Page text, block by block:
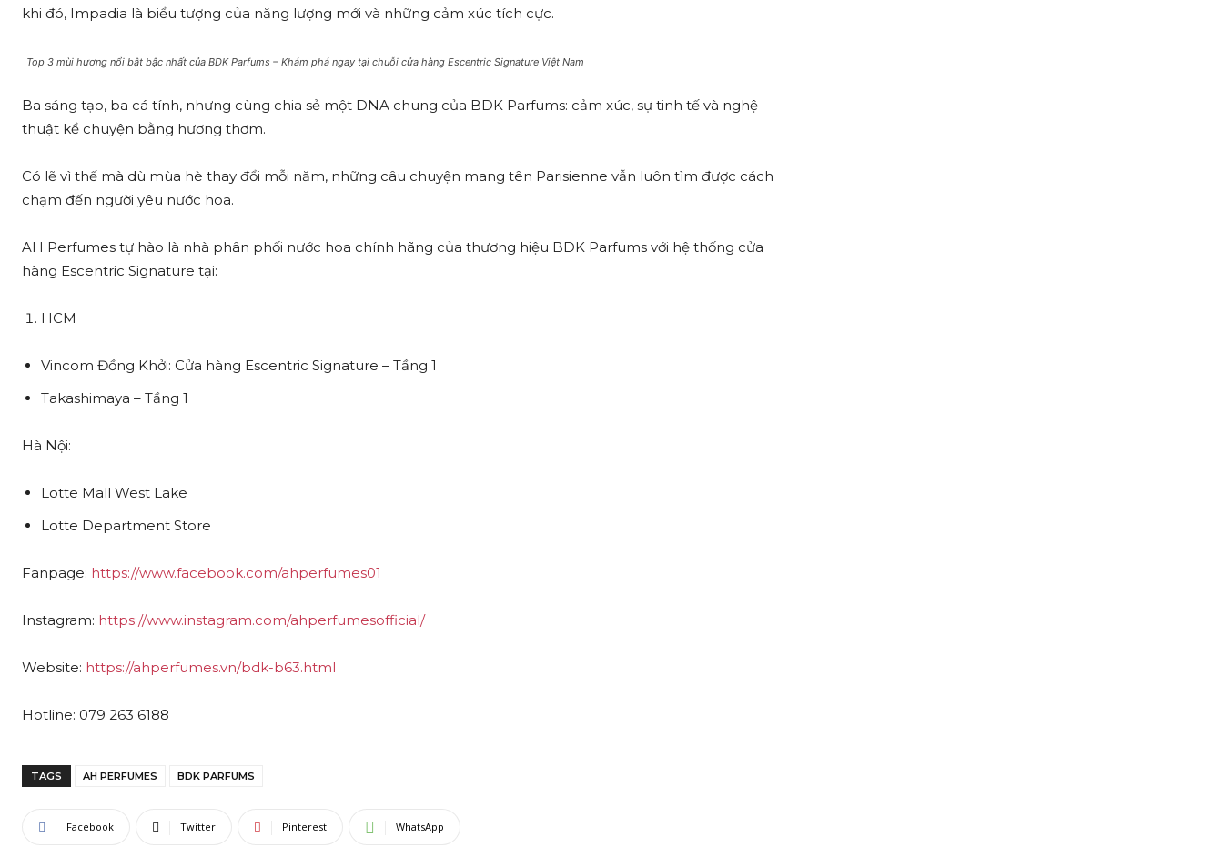
khi đó, Impadia là biểu tượng của năng lượng mới và những cảm xúc tích cực.
Top 3 mùi hương nổi bật bậc nhất của BDK Parfums – Khám phá ngay tại chuỗi cửa hàng Escentric Signature Việt Nam
Ba sáng tạo, ba cá tính, nhưng cùng chia sẻ một DNA chung của BDK Parfums: cảm xúc, sự tinh tế và nghệ
thuật kể chuyện bằng hương thơm.
Có lẽ vì thế mà dù mùa hè thay đổi mỗi năm, những câu chuyện mang tên Parisienne vẫn luôn tìm được cách
chạm đến người yêu nước hoa.
AH Perfumes tự hào là nhà phân phối nước hoa chính hãng của thương hiệu BDK Parfums với hệ thống cửa
hàng Escentric Signature tại:
HCM
Vincom Đồng Khởi: Cửa hàng Escentric Signature – Tầng 1
Takashimaya – Tầng 1
Hà Nội:
Lotte Mall West Lake
Lotte Department Store
Fanpage: https://www.facebook.com/ahperfumes01
Instagram: https://www.instagram.com/ahperfumesofficial/
Website: https://ahperfumes.vn/bdk-b63.html
Hotline: 079 263 6188
TAGS AH PERFUMES BDK PARFUMS
Facebook Twitter Pinterest WhatsApp